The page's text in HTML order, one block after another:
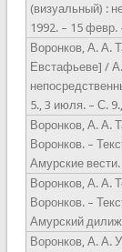
(визуальный) :
1992. – 15 февр.
Воронков, А. А.
Евстафьеве] /
5., 3 июля. – С.
Воронков, А. А.
Воронков. –
Амурские
Воронков, А. А.
Воронков. –
Амурский
Воронков, А. А.